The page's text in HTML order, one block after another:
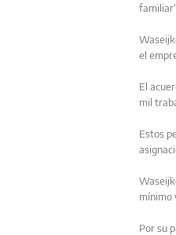
el
El
mil
Estos
mínimo
Por su